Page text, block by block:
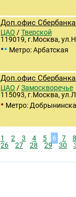
Доп.офис
ЦАО /Тверской
119019, г.Москва,
•• Метро: Арбатская
Доп.офис
ЦАО /Замоскворечье
115093, г.Москва,
• Метро:
1 2 3 4 5 6 7
8
26
27 28 29 30